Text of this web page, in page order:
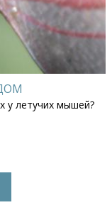
у летучих мышей?